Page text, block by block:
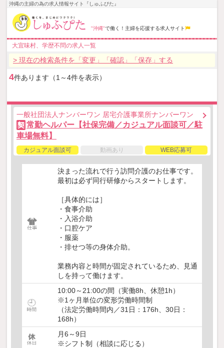
沖縄の主婦の為の求人情報サイト『しゅふぴた』
"沖縄"で働く！主婦を応援する求人サイト
大宜味村、学歴不問の求人一覧
> 現在の検索条件を「変更」「確認」「保存」する
4件あります（1～4件を表示）
一般社団法人ナンバーワン 居宅介護事業所ナンバーワン
契 常勤ヘルパー【社保完備／カジュアル面談可／駐
車場無料】
カジュアル面談可 動画あり WEB応募可
決まった流れで行う訪問介護のお仕事です。
最初は必ず同行研修からスタートします。
［具体的には］
・食事介助
・入浴介助
・口腔ケア
・服薬
・排せつ等の身体介助。
業務内容と時間が固定されているため、見通
しを持って働けます。
10:00～21:00の間（実働8h、休憩1h）
※1ヶ月単位の変形労働時間制
（法定労働時間内／31日：176h、30日：
168h）
月6～9日
※シフト制（相談に応じる）